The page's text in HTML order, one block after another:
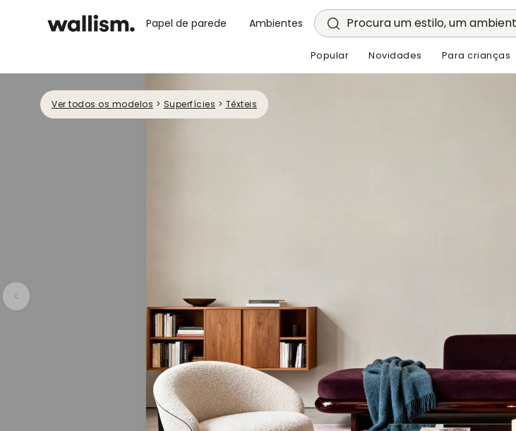
Papel de parede Ambientes Procura um estilo, um
Popular Novidades Para crianças
Ver todos os modelos > Superfícies > Têxteis